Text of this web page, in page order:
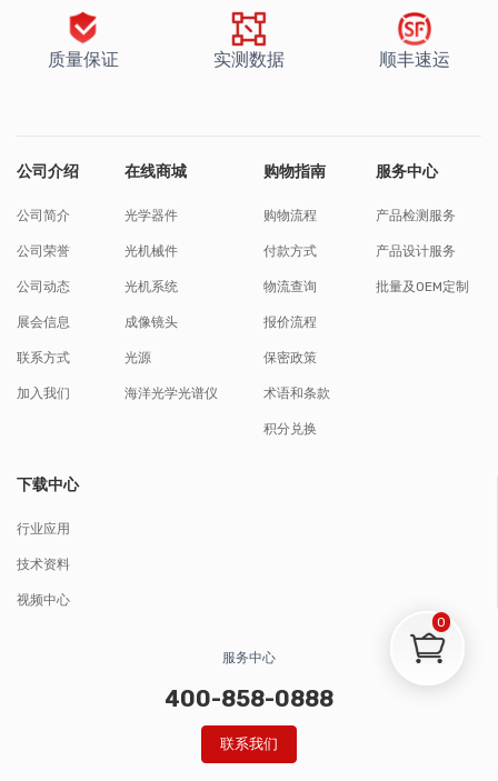
质量保证 实测数据 顺丰速运
公司介绍
公司简介
公司荣誉
公司动态
展会信息
联系方式
加入我们
在线商城
光学器件
光机械件
光机系统
成像镜头
光源
海洋光学光谱仪
购物指南
购物流程
付款方式
物流查询
报价流程
保密政策
术语和条款
积分兑换
服务中心
产品检测服务
产品设计服务
批量及OEM定制
下载中心
行业应用
技术资料
视频中心
服务中心
400-858-0888
联系我们
0